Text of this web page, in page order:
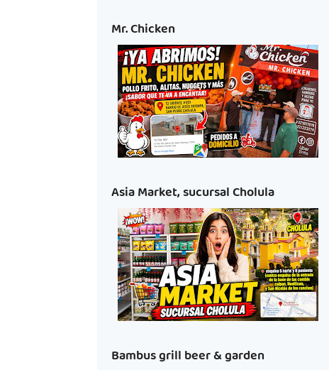
Mr. Chicken
Asia Market, sucursal Cholula
Bambus grill beer & garden